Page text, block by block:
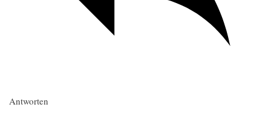
Antworten